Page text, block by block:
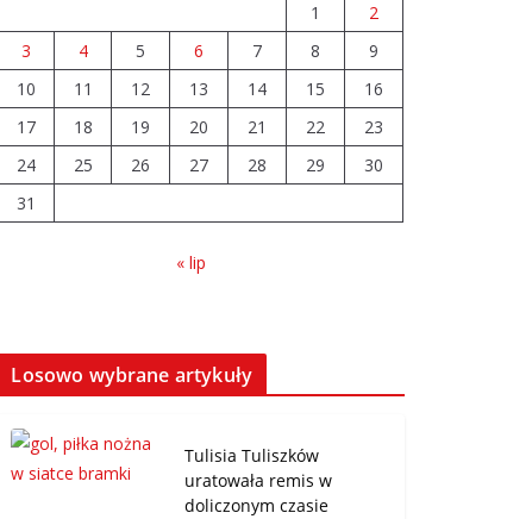
Upały groźne dla
zwierząt. Weterynaria
apeluje
04.08.2026
Wiata Wielkopolska.
Dotacje nawet do 300
nieczynne
06.08.2026
1
2
3
4 5 6 7 8
9
10
11 12 13 14 15
16
17
18 19 20 21 22
23
24
25 26 27 28 29
30
31
« lip
Losowo wybrane artykuły
Tulisia Tuliszków
uratowała remis w
doliczonym czasie